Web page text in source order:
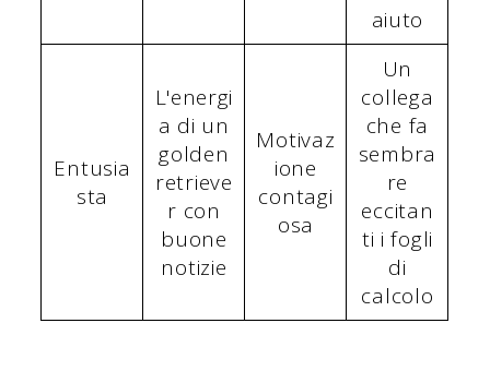
aiuto
Entusia
sta
L'energi
a di un
golden
retrieve
r con
buone
notizie
Motivaz
ione
contagi
osa
Un
collega
che fa
sembra
re
eccitan
ti i fogli
di
calcolo